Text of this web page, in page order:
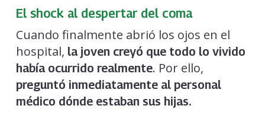
El shock al despertar del coma
Cuando finalmente abrió los ojos en el
hospital, la joven creyó que todo lo vivido
había ocurrido realmente. Por ello,
preguntó inmediatamente al personal
médico dónde estaban sus hijas.